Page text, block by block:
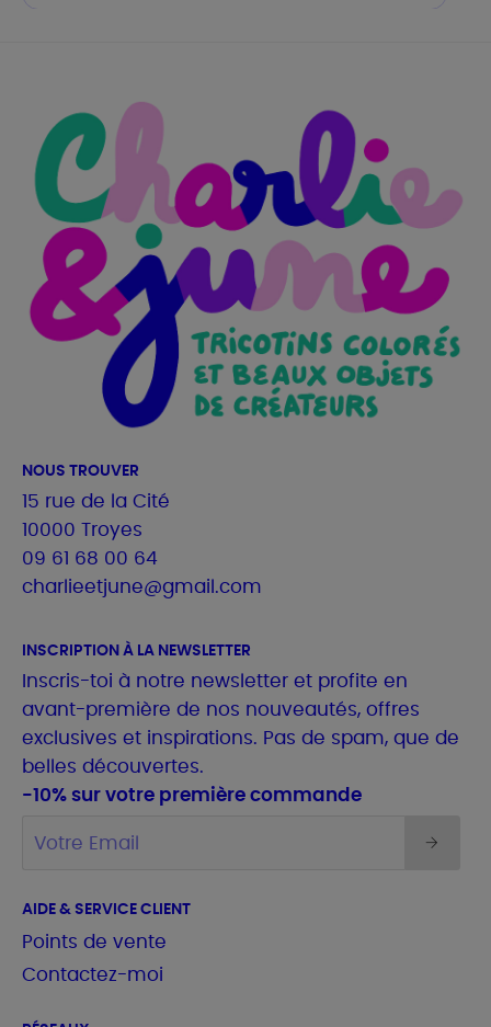
NOUS TROUVER
15 rue de la Cité
10000 Troyes
09 61 68 00 64
charlieetjune@gmail.com
INSCRIPTION À LA NEWSLETTER
Inscris-toi à notre newsletter et profite en
avant-première de nos nouveautés, offres
exclusives et inspirations. Pas de spam, que de
belles découvertes.
-10% sur votre première commande
AIDE & SERVICE CLIENT
Points de vente
Contactez-moi